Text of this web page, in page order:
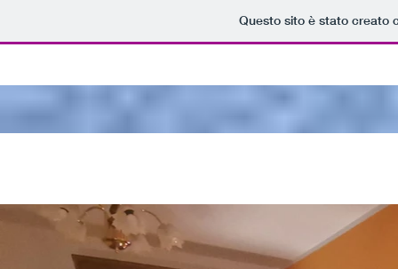
Questo sito è stato creato